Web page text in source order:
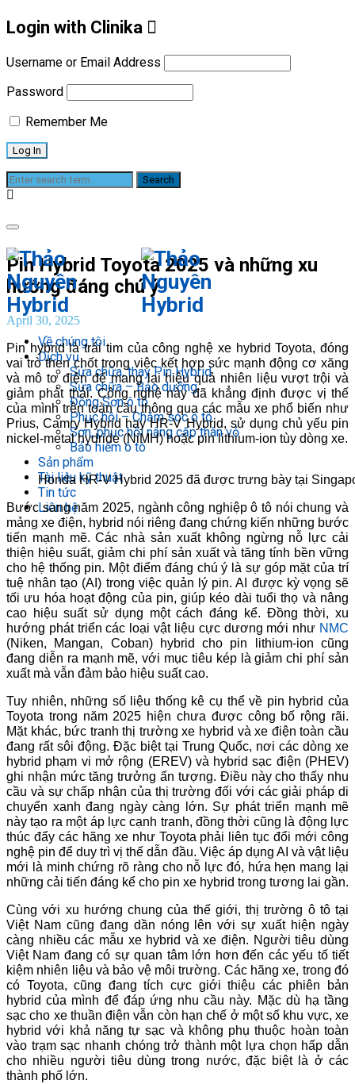
Login with Clinika
Username or Email Address
Password
Remember Me
Về chúng tôi
Dịch vụ
Sửa chữa, thay Pin Hybrid
Sửa chữa – Bảo dưỡng
Đồng Sơn ô tô
Phục hồi – Chăm sóc ô tô
Sơn, phục hồi nâng cấp thân vỏ
Bảo hiểm ô tô
Sản phẩm
Tài liệu kỹ thuật
Tin tức
Liên hệ
Blog
Pin Hybrid Toyota 2025 và những xu
hướng đáng chú ý
April 30, 2025
Pin hybrid là trái tim của công nghệ xe hybrid Toyota, đóng
vai trò then chốt trong việc kết hợp sức mạnh động cơ xăng
và mô tơ điện để mang lại hiệu quả nhiên liệu vượt trội và
giảm phát thải. Công nghệ này đã khẳng định được vị thế
của mình trên toàn cầu thông qua các mẫu xe phổ biến như
Prius, Camry Hybrid hay HR-V Hybrid, sử dụng chủ yếu pin
nickel-metal hydride (NiMH) hoặc pin lithium-ion tùy dòng xe.
Honda HR-V Hybrid 2025 đã được trưng bày tại
Bước sang năm 2025, ngành công nghiệp ô tô nói chung và
mảng xe điện, hybrid nói riêng đang chứng kiến những bước
tiến mạnh mẽ. Các nhà sản xuất không ngừng nỗ lực cải
thiện hiệu suất, giảm chi phí sản xuất và tăng tính bền vững
cho hệ thống pin. Một điểm đáng chú ý là sự góp mặt của trí
tuệ nhân tạo (AI) trong việc quản lý pin. AI được kỳ vọng sẽ
tối ưu hóa hoạt động của pin, giúp kéo dài tuổi thọ và nâng
cao hiệu suất sử dụng một cách đáng kể. Đồng thời, xu
hướng phát triển các loại vật liệu cực dương mới như NMC
(Niken, Mangan, Coban) hybrid cho pin lithium-ion cũng
đang diễn ra mạnh mẽ, với mục tiêu kép là giảm chi phí sản
xuất mà vẫn đảm bảo hiệu suất cao.
Tuy nhiên, những số liệu thống kê cụ thể về pin hybrid của
Toyota trong năm 2025 hiện chưa được công bố rộng rãi.
Mặt khác, bức tranh thị trường xe hybrid và xe điện toàn cầu
đang rất sôi động. Đặc biệt tại Trung Quốc, nơi các dòng xe
hybrid phạm vi mở rộng (EREV) và hybrid sạc điện (PHEV)
ghi nhận mức tăng trưởng ấn tượng. Điều này cho thấy nhu
cầu và sự chấp nhận của thị trường đối với các giải pháp di
chuyển xanh đang ngày càng lớn. Sự phát triển mạnh mẽ
này tạo ra một áp lực cạnh tranh, đồng thời cũng là động lực
thúc đẩy các hãng xe như Toyota phải liên tục đổi mới công
nghệ pin để duy trì vị thế dẫn đầu. Việc áp dụng AI và vật liệu
mới là minh chứng rõ ràng cho nỗ lực đó, hứa hẹn mang lại
những cải tiến đáng kể cho pin xe hybrid trong tương lai gần.
Cùng với xu hướng chung của thế giới, thị trường ô tô tại
Việt Nam cũng đang dần nóng lên với sự xuất hiện ngày
càng nhiều các mẫu xe hybrid và xe điện. Người tiêu dùng
Việt Nam đang có sự quan tâm lớn hơn đến các yếu tố tiết
kiệm nhiên liệu và bảo vệ môi trường. Các hãng xe, trong đó
có Toyota, cũng đang tích cực giới thiệu các phiên bản
hybrid của mình để đáp ứng nhu cầu này. Mặc dù hạ tầng
sạc cho xe thuần điện vẫn còn hạn chế ở một số khu vực, xe
hybrid với khả năng tự sạc và không phụ thuộc hoàn toàn
vào trạm sạc nhanh chóng trở thành một lựa chọn hấp dẫn
cho nhiều người tiêu dùng trong nước, đặc biệt là ở các
thành phố lớn.